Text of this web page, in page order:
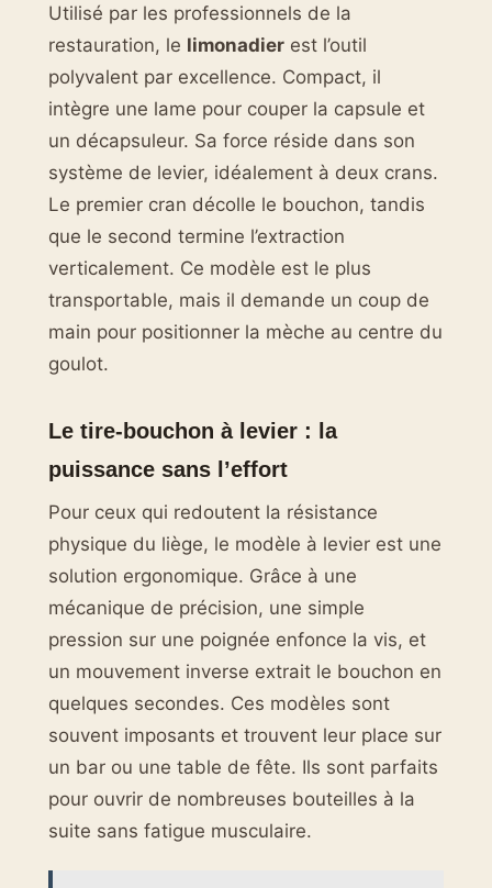
Utilisé par les professionnels de la
restauration, le limonadier est l’outil
polyvalent par excellence. Compact, il
intègre une lame pour couper la capsule et
un décapsuleur. Sa force réside dans son
système de levier, idéalement à deux crans.
Le premier cran décolle le bouchon, tandis
que le second termine l’extraction
verticalement. Ce modèle est le plus
transportable, mais il demande un coup de
main pour positionner la mèche au centre du
goulot.
Le tire-bouchon à levier : la
puissance sans l’effort
Pour ceux qui redoutent la résistance
physique du liège, le modèle à levier est une
solution ergonomique. Grâce à une
mécanique de précision, une simple
pression sur une poignée enfonce la vis, et
un mouvement inverse extrait le bouchon en
quelques secondes. Ces modèles sont
souvent imposants et trouvent leur place sur
un bar ou une table de fête. Ils sont parfaits
pour ouvrir de nombreuses bouteilles à la
suite sans fatigue musculaire.